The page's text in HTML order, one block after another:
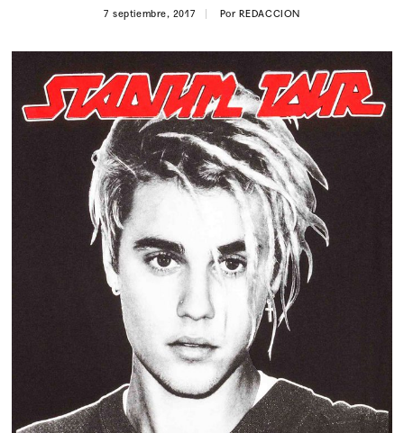
© 2015-2022 UMOMAG. PROPIEDAD DE UMO agency. TODOS LOS
DERECHOS RESERVADOS.
7 septiembre, 2017 Por REDACCION